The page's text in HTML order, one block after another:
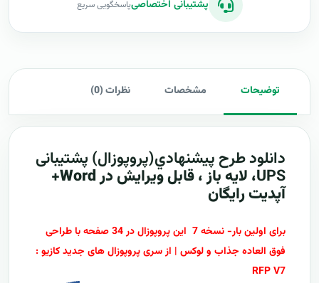
پشتیبانی اختصاصیپاسخگویی سریع
توضیحات مشخصات نظرات (0)
دانلود طرح پيشنهادي(پروپوزال) پشتیبانی
UPS ، لایه باز ، قابل ویرایش در Word+
آپدیت رایگان
برای اولین بار- نسخه 7 این پروپوزال در 34 صفحه با طراحی
فوق العاده جذاب و لوکس | از سری پروپوزال های جدید کازیو :
RFP V7